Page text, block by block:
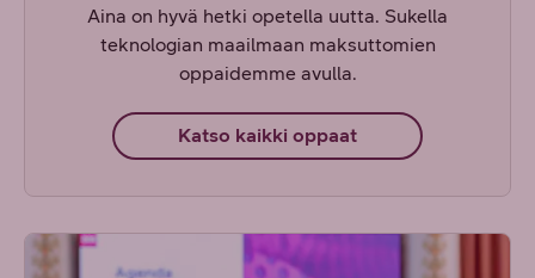
Aina on hyvä hetki opetella uutta. Sukella
teknologian maailmaan maksuttomien
oppaidemme avulla.
Katso kaikki oppaat